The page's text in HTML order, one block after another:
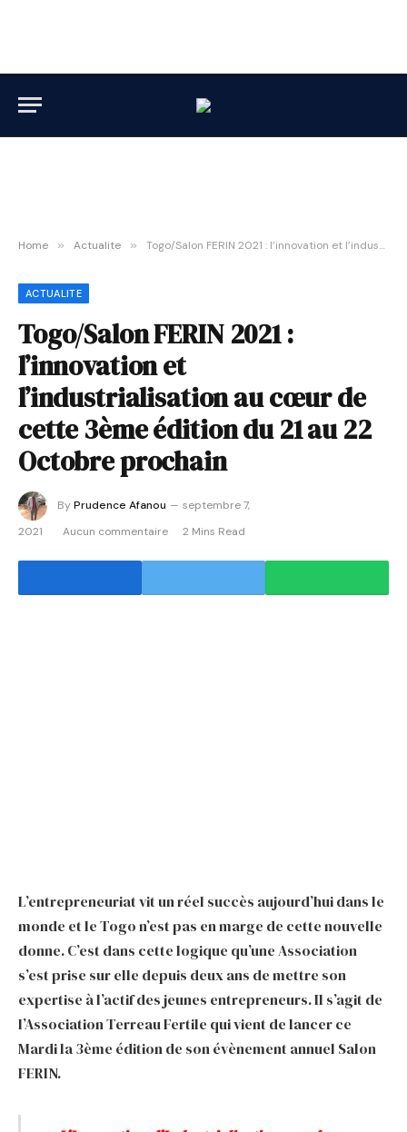
Home » Actualite » Togo/Salon FERIN 2021 : l’innovation et l’industrialisation au cœur de cette 3ème édition du 21 au 22 Octobre prochain
ACTUALITE
Togo/Salon FERIN 2021 :
l’innovation et
l’industrialisation au cœur de
cette 3ème édition du 21 au 22
Octobre prochain
ByPrudence Afanou
septembre 7,
2021
Aucun commentaire 2 Mins Read
L’entrepreneuriat vit un réel succès aujourd’hui dans le
monde et le Togo n’est pas en marge de cette nouvelle
donne. C’est dans cette logique qu’une Association
s’est prise sur elle depuis deux ans de mettre son
expertise à l’actif des jeunes entrepreneurs. Il s’agit de
l’Association Terreau Fertile qui vient de lancer ce
Mardi la 3ème édition de son évènement annuel Salon
FERIN.